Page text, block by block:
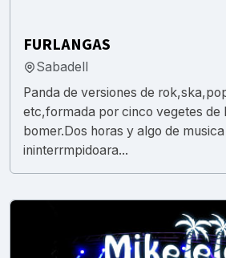
FURLANGAS
Sabadell
Panda de versiones de
etc,formada por cinco vegetes de
bomer.Dos horas y algo de
ininterrmpidoara...